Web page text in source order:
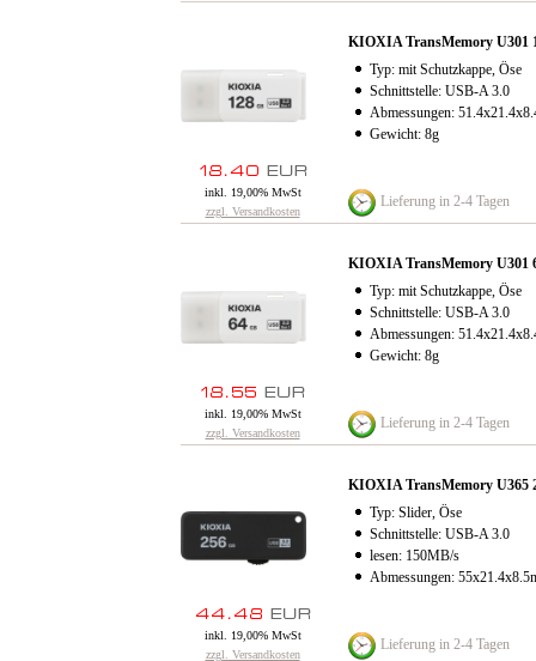
KIOXIA TransMemory U301
Typ: mit Schutzkappe, Öse
Schnittstelle: USB-A 3.0
Abmessungen:
Gewicht: 8g
inkl. 19,00% MwSt
zzgl. Versandkosten
Lieferung in 2-4 Tagen
KIOXIA TransMemory U301
Typ: mit Schutzkappe, Öse
Schnittstelle: USB-A 3.0
Abmessungen:
Gewicht: 8g
inkl. 19,00% MwSt
zzgl. Versandkosten
Lieferung in 2-4 Tagen
KIOXIA TransMemory U365
Typ: Slider, Öse
Schnittstelle: USB-A 3.0
lesen: 150MB/​s
Abmessungen:
inkl. 19,00% MwSt
zzgl. Versandkosten
Lieferung in 2-4 Tagen